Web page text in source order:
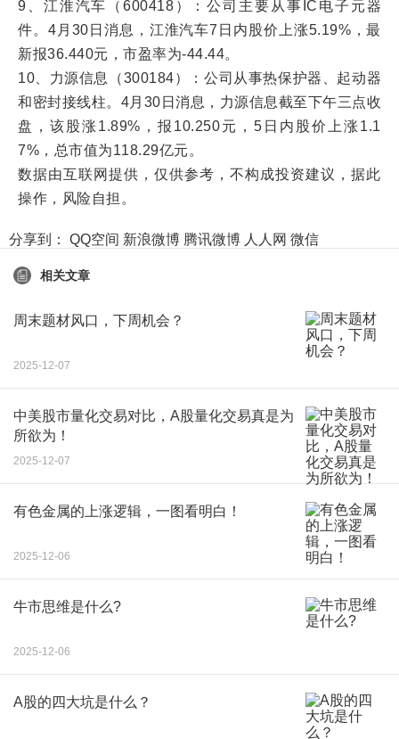
9、江淮汽车（600418）：公司主要从事IC电子元器
件。4月30日消息，江淮汽车7日内股价上涨5.19%，最
新报36.440元，市盈率为-44.44。
10、力源信息（300184）：公司从事热保护器、起动器
和密封接线柱。4月30日消息，力源信息截至下午三点收
盘，该股涨1.89%，报10.250元，5日内股价上涨1.1
7%，总市值为118.29亿元。
数据由互联网提供，仅供参考，不构成投资建议，据此
操作，风险自担。
分享到： QQ空间 新浪微博 腾讯微博 人人网 微信
相关文章
周末题材风口，下周机会？
2025-12-07
中美股市量化交易对比，A股量化交易真是为
所欲为！
2025-12-07
有色金属的上涨逻辑，一图看明白！
2025-12-06
牛市思维是什么?
2025-12-06
A股的四大坑是什么？